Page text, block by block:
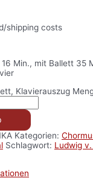
shipping costs
Min., mit Ballett 35
Klavierauszug
Kategorien:
Schlagwort: Ludwig